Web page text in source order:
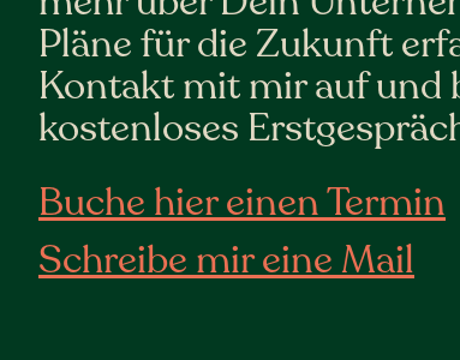
Pläne für die Zukunft
Kontakt mit mir auf und
kostenloses
Buche hier einen Termin
Schreibe mir eine Mail